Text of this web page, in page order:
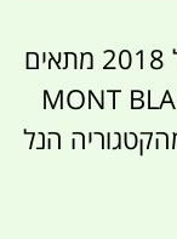
גגון לסיטרואן ברלינגו בתמונה מודל 2018 מתאים
הנל